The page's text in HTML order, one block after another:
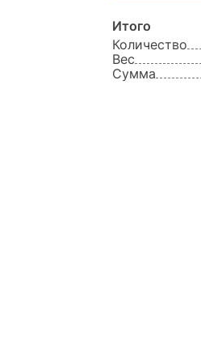
Итого
Количество
Вес
Сумма